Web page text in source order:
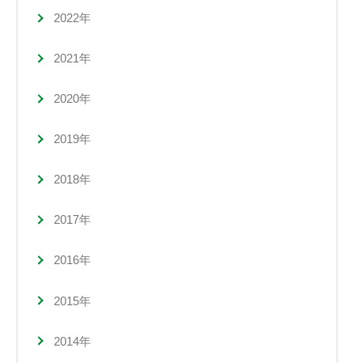
2022年
2021年
2020年
2019年
2018年
2017年
2016年
2015年
2014年